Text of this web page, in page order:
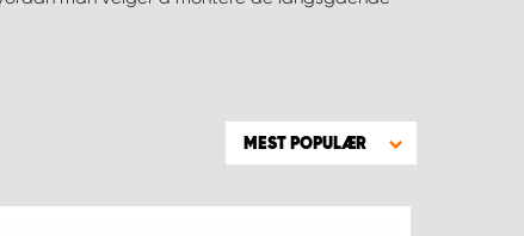
MEST POPULÆR